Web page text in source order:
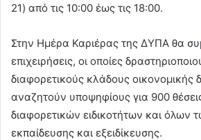
21) από τις 10:00 έως τις 18:00.
Στην Ημέρα Καριέρας της ΔΥΠΑ θα
επιχειρήσεις, οι οποίες
διαφορετικούς κλάδους οικονομικής
αναζητούν υποψηφίους για 900
διαφορετικών ειδικοτήτων και όλων
εκπαίδευσης και εξειδίκευσης.